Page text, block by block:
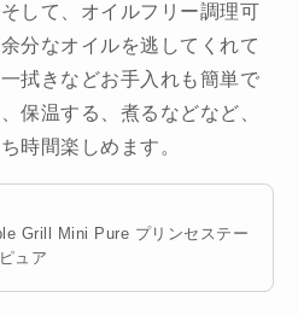
して、オイルフリー調理可
分なオイルを逃してくれて
拭きなどお手入れも簡単で
保温する、煮るなどなど、
時間楽しめます。
Grill Mini Pure プリンセステー
ュア